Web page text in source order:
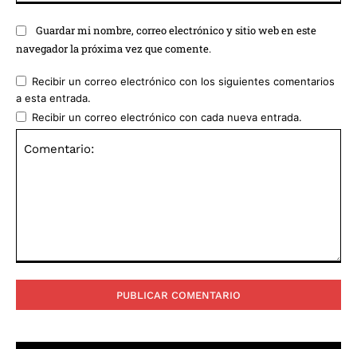
Guardar mi nombre, correo electrónico y sitio web en este
navegador la próxima vez que comente.
Recibir un correo electrónico con los siguientes comentarios
a esta entrada.
Recibir un correo electrónico con cada nueva entrada.